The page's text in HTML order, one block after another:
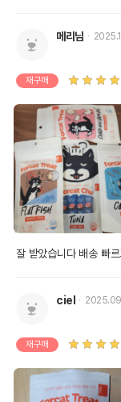
메리님
재구매
잘 받았습니다 배송 빠
ciel
재구매